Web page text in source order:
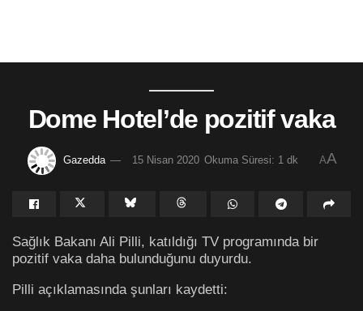
Dome Hotel’de pozitif vaka
Gazedda 15 Nisan 2020 Okuma Süresi: 1 dk AA
Sağlık Bakanı Ali Pilli, katıldığı TV programında bir
pozitif vaka daha bulunduğunu duyurdu.
Pilli açıklamasında şunları kaydetti: